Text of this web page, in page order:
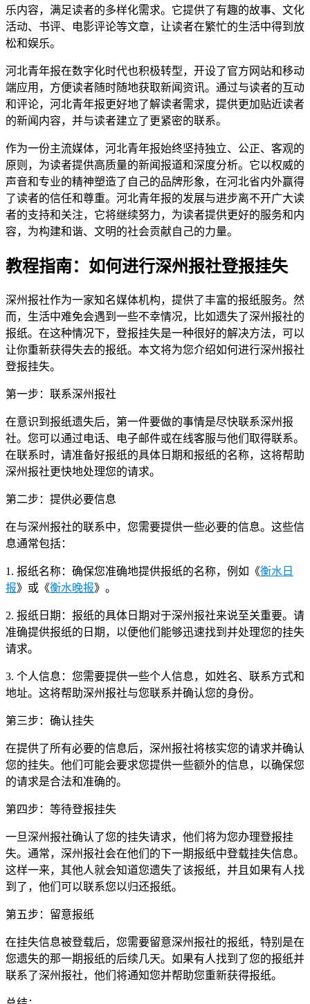
乐内容，满足读者的多样化需求。它提供了有趣的故事、文化
活动、书评、电影评论等文章，让读者在繁忙的生活中得到放
松和娱乐。
河北青年报在数字化时代也积极转型，开设了官方网站和移动
端应用，方便读者随时随地获取新闻资讯。通过与读者的互动
和评论，河北青年报更好地了解读者需求，提供更加贴近读者
的新闻内容，并与读者建立了更紧密的联系。
作为一份主流媒体，河北青年报始终坚持独立、公正、客观的
原则，为读者提供高质量的新闻报道和深度分析。它以权威的
声音和专业的精神塑造了自己的品牌形象，在河北省内外赢得
了读者的信任和尊重。河北青年报的发展与进步离不开广大读
者的支持和关注，它将继续努力，为读者提供更好的服务和内
容，为构建和谐、文明的社会贡献自己的力量。
教程指南：如何进行深州报社登报挂失
深州报社作为一家知名媒体机构，提供了丰富的报纸服务。然
而，生活中难免会遇到一些不幸情况，比如遗失了深州报社的
报纸。在这种情况下，登报挂失是一种很好的解决方法，可以
让你重新获得失去的报纸。本文将为您介绍如何进行深州报社
登报挂失。
第一步：联系深州报社
在意识到报纸遗失后，第一件要做的事情是尽快联系深州报
社。您可以通过电话、电子邮件或在线客服与他们取得联系。
在联系时，请准备好报纸的具体日期和报纸的名称，这将帮助
深州报社更快地处理您的请求。
第二步：提供必要信息
在与深州报社的联系中，您需要提供一些必要的信息。这些信
息通常包括：
1. 报纸名称：确保您准确地提供报纸的名称，例如《衡水日
报》或《衡水晚报》。
2. 报纸日期：报纸的具体日期对于深州报社来说至关重要。请
准确提供报纸的日期，以便他们能够迅速找到并处理您的挂失
请求。
3. 个人信息：您需要提供一些个人信息，如姓名、联系方式和
地址。这将帮助深州报社与您联系并确认您的身份。
第三步：确认挂失
在提供了所有必要的信息后，深州报社将核实您的请求并确认
您的挂失。他们可能会要求您提供一些额外的信息，以确保您
的请求是合法和准确的。
第四步：等待登报挂失
一旦深州报社确认了您的挂失请求，他们将为您办理登报挂
失。通常，深州报社会在他们的下一期报纸中登载挂失信息。
这样一来，其他人就会知道您遗失了该报纸，并且如果有人找
到了，他们可以联系您以归还报纸。
第五步：留意报纸
在挂失信息被登载后，您需要留意深州报社的报纸，特别是在
您遗失的那一期报纸的后续几天。如果有人找到了您的报纸并
联系了深州报社，他们将通知您并帮助您重新获得报纸。